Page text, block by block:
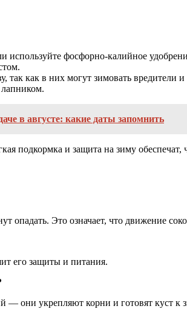
фосфорно-калийное
как в них могут зимовать вредители и
в августе: какие даты запомнить
подкормка и защита на зиму
опадать. Это означает, что движение
его защиты и питания.
— они укрепляют корни и готовят куст к